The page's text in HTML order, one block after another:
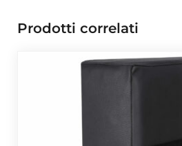
Prodotti correlati